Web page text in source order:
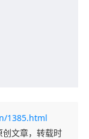
1385.html
创文章，转载时